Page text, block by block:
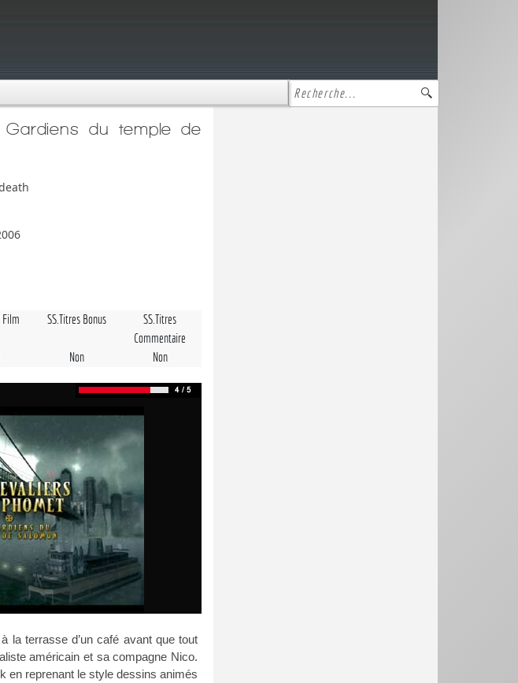
du temple de
Film SS.Titres Bonus
SS.Titres
Commentaire
Non Non
la terrasse d’un café avant que tout
américain et sa compagne Nico.
en reprenant le style dessins animés